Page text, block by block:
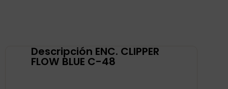
Descripción ENC. CLIPPER
FLOW BLUE C-48